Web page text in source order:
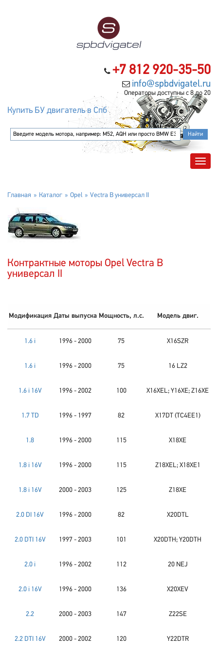
+7 812 920-35-50
info@spbdvigatel.ru
Операторы доступны с 8 до 20
Купить БУ двигатель в Спб
Главная Каталог Opel Vectra B универсал II
Контрактные моторы Opel Vectra B
универсал II
Модификация Даты выпуска Мощность, л.с. Модель двиг.
1.6 i 1996 - 2000 75 X16SZR
1.6 i 1996 - 2000 75 16 LZ2
1.6 i 16V 1996 - 2002 100 X16XEL; Y16XE; Z16XE
1.7 TD 1996 - 1997 82 X17DT (TC4EE1)
1.8 1996 - 2000 115 X18XE
1.8 i 16V 1996 - 2000 115 Z18XEL; X18XE1
1.8 i 16V 2000 - 2003 125 Z18XE
2.0 DI 16V 1996 - 2000 82 X20DTL
2.0 DTI 16V 1997 - 2003 101 X20DTH; Y20DTH
2.0 i 1996 - 2002 112 20 NEJ
2.0 i 16V 1996 - 2000 136 X20XEV
2.2 2000 - 2003 147 Z22SE
2.2 DTI 16V 2000 - 2002 120 Y22DTR